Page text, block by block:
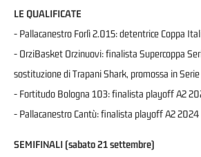
LE QUALIFICATE
- Pallacanestro Forlì 2.015: detentrice Coppa
- OrziBasket Orzinuovi: finalista Supercoppa
sostituzione di Trapani Shark, promossa in Serie
- Fortitudo Bologna 103: finalista playoff A2
- Pallacanestro Cantù: finalista playoff A2 2024
SEMIFINALI (sabato 21 settembre)